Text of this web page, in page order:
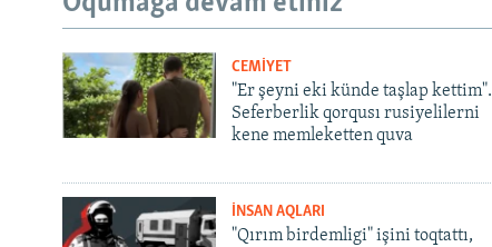
CEMİYET
"Er şeyni eki künde taşlap kettim".
Seferberlik qorqusı rusiyelilerni
kene memleketten quva
İNSAN AQLARI
"Qırım birdemligi" işini toqtattı,